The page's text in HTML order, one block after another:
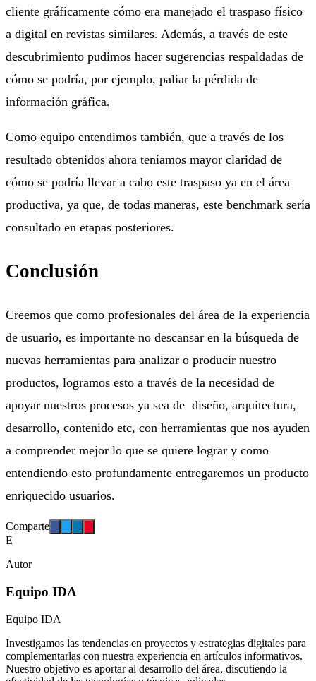
cliente gráficamente cómo era manejado el traspaso físico
a digital en revistas similares. Además, a través de este
descubrimiento pudimos hacer sugerencias respaldadas de
cómo se podría, por ejemplo, paliar la pérdida de
información gráfica.
Como equipo entendimos también, que a través de los
resultado obtenidos ahora teníamos mayor claridad de
cómo se podría llevar a cabo este traspaso ya en el área
productiva, ya que, de todas maneras, este benchmark sería
consultado en etapas posteriores.
Conclusión
Creemos que como profesionales del área de la experiencia
de usuario, es importante no descansar en la búsqueda de
nuevas herramientas para analizar o producir nuestro
productos, logramos esto a través de la necesidad de
apoyar nuestros procesos ya sea de diseño, arquitectura,
desarrollo, contenido etc, con herramientas que nos ayuden
a comprender mejor lo que se quiere lograr y como
entendiendo esto profundamente entregaremos un producto
enriquecido usuarios.
Comparte
E
Autor
Equipo IDA
Equipo IDA
Investigamos las tendencias en proyectos y estrategias digitales para
complementarlas con nuestra experiencia en artículos informativos.
Nuestro objetivo es aportar al desarrollo del área, discutiendo la